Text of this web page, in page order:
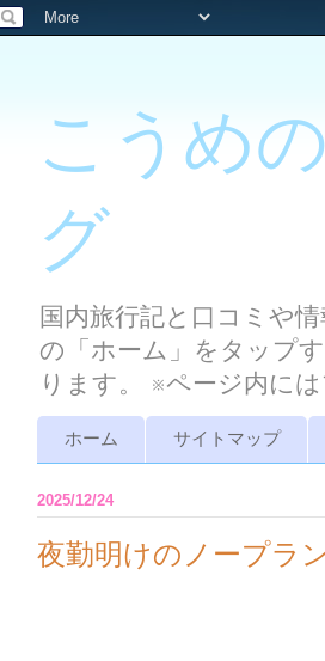
こうめ
グ
国内旅行記と口コミや
の「ホーム」をタップ
ります。 ※ページ内に
ホーム サイトマップ
2025/12/24
夜勤明けのノープラ